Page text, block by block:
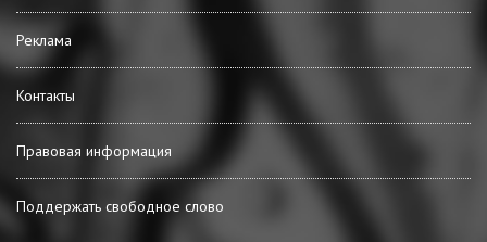
Реклама
Контакты
Правовая информация
Поддержать свободное слово